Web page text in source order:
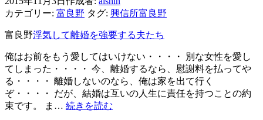
変
わ
れ
ば」
で
は
解
決
し
な
カテゴリー: 富良野 タグ: 興信所富良野
富良野浮気して離婚を強要する夫たち
俺はお前をもう愛してはいけない・・・・ 別な女性を愛し
てしまった・・・・ 今、離婚するなら、慰謝料を払ってや
る・・・・ 離婚しないのなら、俺は家を出て行く
ぞ・・・・ だが、結婚は互いの人生に責任を持つことの約
束です。 ま… 続きを読む